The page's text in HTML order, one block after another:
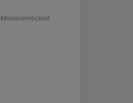
Механическая